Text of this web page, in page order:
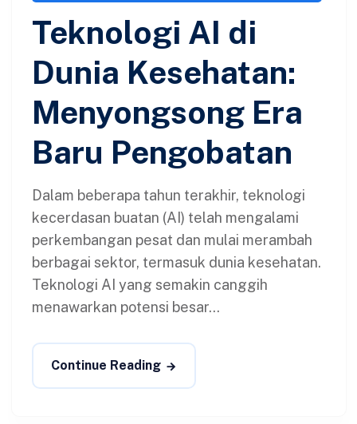
Teknologi AI di
Dunia Kesehatan:
Menyongsong Era
Baru Pengobatan
Dalam beberapa tahun terakhir, teknologi
kecerdasan buatan (AI) telah mengalami
perkembangan pesat dan mulai merambah
berbagai sektor, termasuk dunia kesehatan.
Teknologi AI yang semakin canggih
menawarkan potensi besar...
Continue Reading